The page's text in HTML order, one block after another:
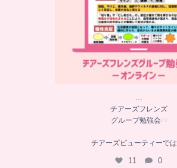
…
チアーズフレンズ
グループ勉強会
チアーズビューティーでは
11 0